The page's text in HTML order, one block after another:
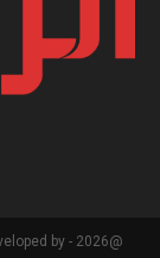
@2026 - arriadhia.net. All Right Reserved. Designed and Developed by